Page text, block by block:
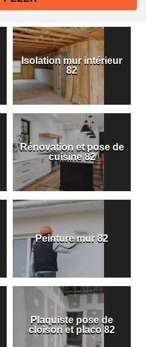
Isolation mur intérieur
82
Rénovation et pose de
cuisine 82
Peinture mur 82
Plaquiste pose de
cloison et placo 82